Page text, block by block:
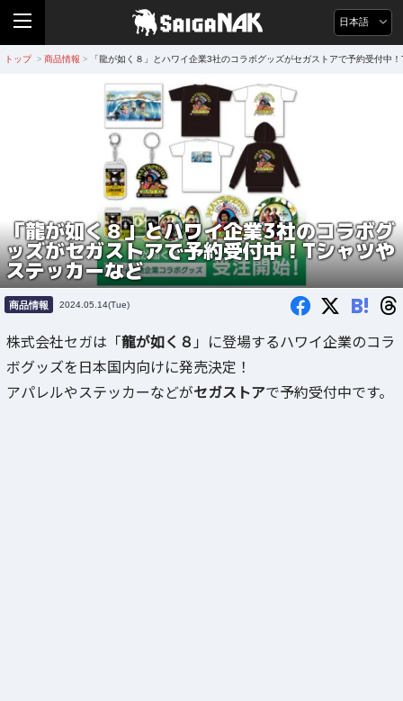
日本語
トップ > 商品情報 > 「龍が如く８」とハワイ企業3社のコラボグッズがセガストアで予約受付中
「龍が如く８」とハワイ企業3社のコラボグ
ッズがセガストアで予約受付中！Tシャツや
ステッカーなど
商品情報 2024.05.14(Tue) B!
株式会社セガは「龍が如く８ 」に登場するハワイ企業のコラ
ボグッズを日本国内向けに発売決定！
アパレルやステッカーなどがセガストアで予約受付中です。